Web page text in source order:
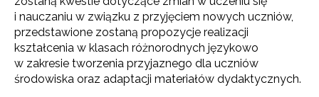
i nauczaniu w związku z przyjęciem nowych uczniów,
przedstawione zostaną propozycje realizacji
kształcenia w klasach różnorodnych językowo
w zakresie tworzenia przyjaznego dla uczniów
środowiska oraz adaptacji materiałów dydaktycznych.